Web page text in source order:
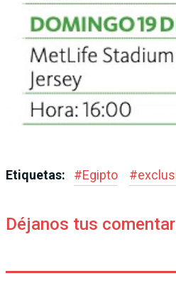
Etiquetas: #Egipto #
Déjanos tus